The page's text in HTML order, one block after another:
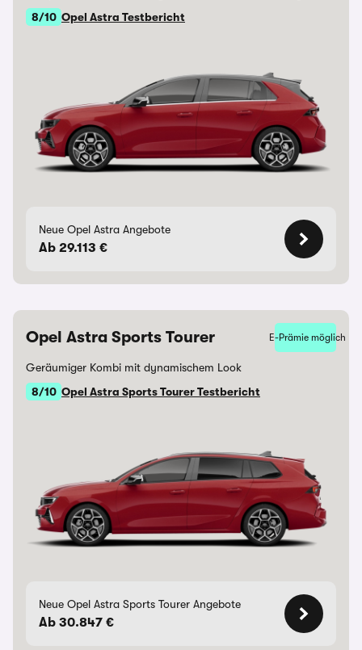
8/10 Opel Astra Testbericht
Neue Opel Astra Angebote
Ab 29.113 €
Opel Astra Sports Tourer E-Prämie möglich
Geräumiger Kombi mit dynamischem Look
8/10 Opel Astra Sports Tourer Testbericht
Neue Opel Astra Sports Tourer Angebote
Ab 30.847 €